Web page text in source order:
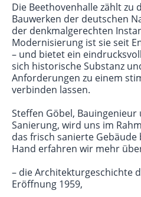
Die Beethovenhalle zählt zu
Bauwerken der deutschen
der denkmalgerechten
Modernisierung ist sie seit
– und bietet ein
sich historische Substanz
Anforderungen zu einem
verbinden lassen.
Steffen Göbel,
Sanierung, wird uns im
das frisch sanierte
Hand erfahren wir mehr
– die Architekturgeschichte
Eröffnung 1959,